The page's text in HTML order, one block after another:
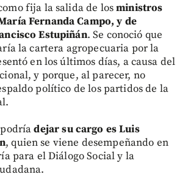
fija la salida de losministros
Fernanda Campo, y de
Estupiñán. Se conoció que
la cartera agropecuaria por la
en los últimos días, a causa del
y porque, al parecer, no
político de los partidos de la
podríadejar su cargo es Luis
, quien se viene desempeñando en
para el Diálogo Social y la